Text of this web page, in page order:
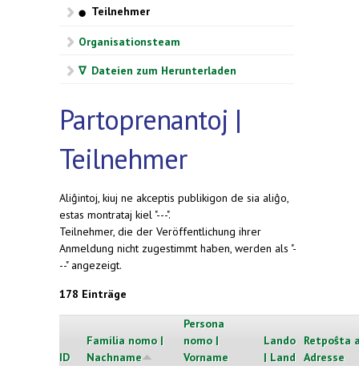
⬤ Teilnehmer
Organisationsteam
∇ Dateien zum Herunterladen
Partoprenantoj |
Teilnehmer
Aliĝintoj, kiuj ne akceptis publikigon de sia aliĝo,
estas montrataj kiel "---".
Teilnehmer, die der Veröffentlichung ihrer
Anmeldung nicht zugestimmt haben, werden als "-
--" angezeigt.
178 Einträge
ID
Familia nomo |
Nachname
Persona
nomo |
Vorname
Lando
| Land
Retpoŝta
Adresse